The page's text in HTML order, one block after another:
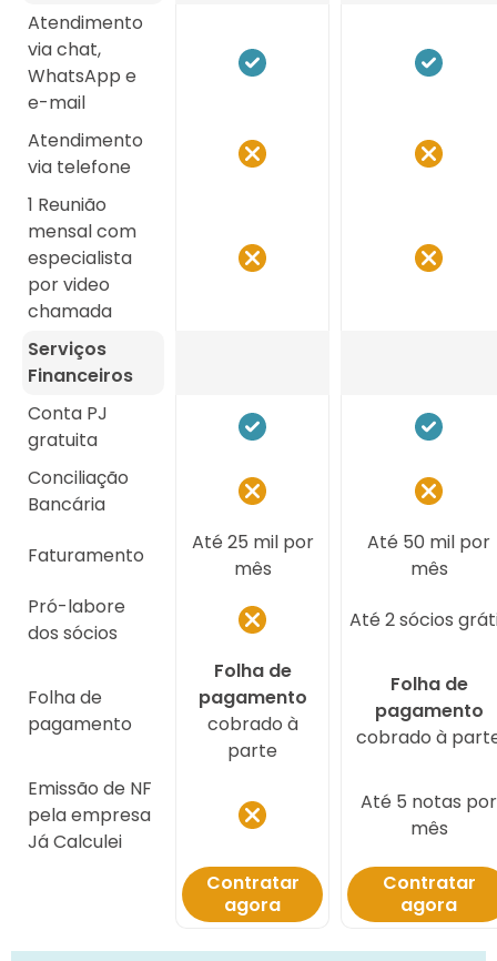
Atendimento
via chat,
WhatsApp e
e-mail
Atendimento
via telefone
1 Reunião
mensal com
especialista
por video
chamada
Serviços
Financeiros
Conta PJ
gratuita
Conciliação
Bancária
Faturamento
Até 25 mil por
mês
Até 50 mil por
mês
Pró-labore
dos sócios
Até 2 sócios
Folha de
pagamento
Folha de
pagamento
cobrado à
parte
Folha de
pagamento
cobrado à
Emissão de NF
pela empresa
Já Calculei
Até 5 notas por
mês
Contratar
agora
Contratar
agora